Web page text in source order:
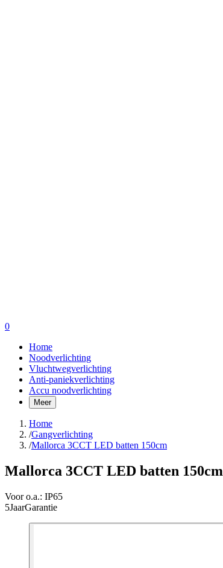
0
Home
Noodverlichting
Vluchtwegverlichting
Anti-paniekverlichting
Accu noodverlichting
Meer
Home
/Gangverlichting
/Mallorca 3CCT LED batten 150cm
Mallorca 3CCT LED batten 150cm
Voor o.a.: IP65
5JaarGarantie